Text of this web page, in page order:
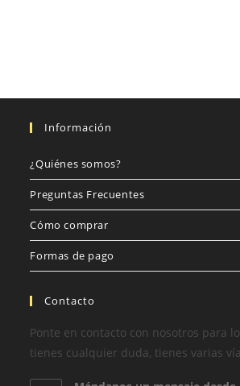
Información
¿Quiénes somos?
Preguntas Frecuentes
Cómo comprar
Formas de pago
Contacto
Ponte en contacto con nosotros para
tienes cualquier duda, tienes varias